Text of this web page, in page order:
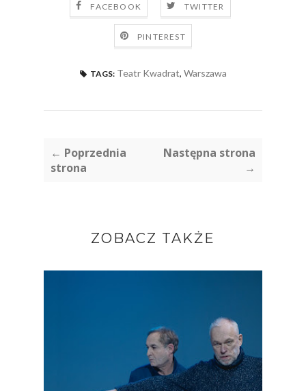
FACEBOOK TWITTER
PINTEREST
TAGS: Teatr Kwadrat, Warszawa
← Poprzednia
strona
Następna strona
→
ZOBACZ TAKŻE